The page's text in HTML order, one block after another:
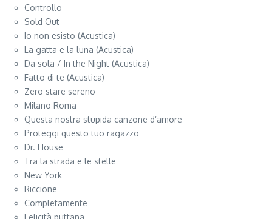
Controllo
Sold Out
Io non esisto (Acustica)
La gatta e la luna (Acustica)
Da sola / In the Night (Acustica)
Fatto di te (Acustica)
Zero stare sereno
Milano Roma
Questa nostra stupida canzone d’amore
Proteggi questo tuo ragazzo
Dr. House
Tra la strada e le stelle
New York
Riccione
Completamente
Felicità puttana